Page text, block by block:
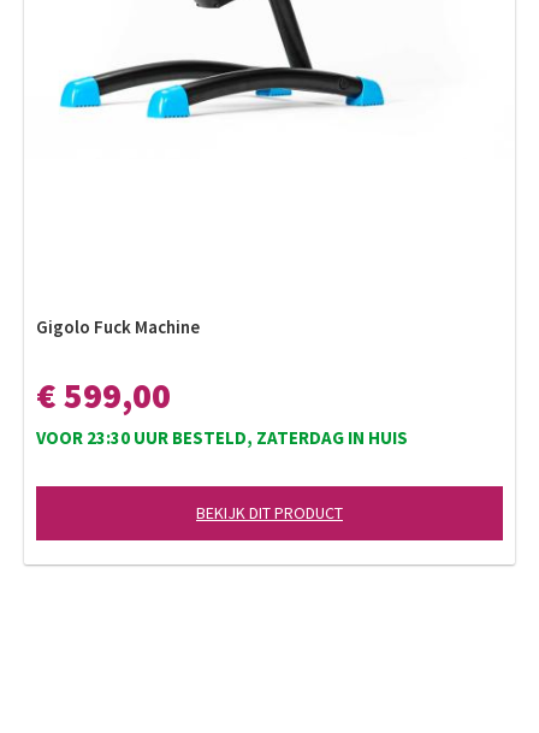
Gigolo Fuck Machine
€ 599,00
VOOR 23:30 UUR BESTELD, ZATERDAG IN HUIS
BEKIJK DIT PRODUCT